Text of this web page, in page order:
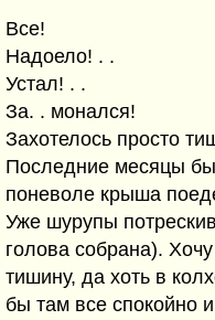
Все!
Надоело! . .
Устал! . .
За. . монался!
Захотелось просто
Последние месяцы
поневоле крыша
Уже шурупы
голова собрана).
тишину, да хоть в
бы там все спокойно